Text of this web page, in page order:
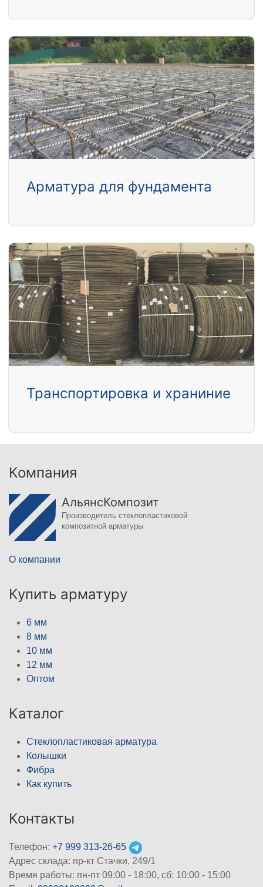
Арматура для фундамента
Транспортировка и храниние
Компания
АльянсКомпозит
Производитель стеклопластиковой
композитной арматуры
О компании
Купить арматуру
6 мм
8 мм
10 мм
12 мм
Оптом
Каталог
Стеклопластиковая арматура
Колышки
Фибра
Как купить
Контакты
Телефон: +7 999 313-26-65
Адрес склада: пр-кт Стачки, 249/1
Время работы: пн-пт 09:00 - 18:00, cб: 10:00 - 15:00